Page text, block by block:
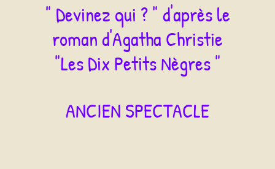
" Devinez qui ? " d'après le
roman d'Agatha Christie
"Les Dix Petits Nègres "
ANCIEN SPECTACLE